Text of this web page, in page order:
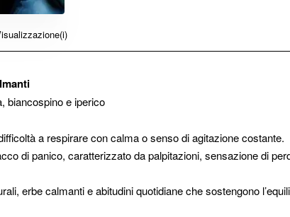
biancospino e iperico
a respirare con calma o senso di agitazione costante.
di panico, caratterizzato da palpitazioni, sensazione di
erbe calmanti e abitudini quotidiane che sostengono